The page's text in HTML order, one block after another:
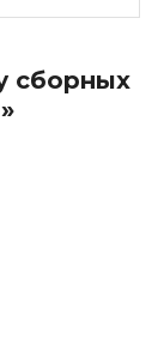
сборных